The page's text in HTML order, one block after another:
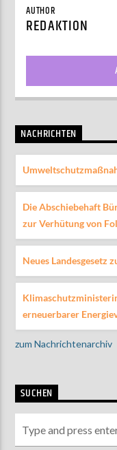
AUTHOR
REDAKTION
NACHRICHTEN
Die Abschiebehaft
zur Verhütung von
Neues Landesgesetz
erneuerbarer
zum Nachrichtenarchiv
SUCHEN